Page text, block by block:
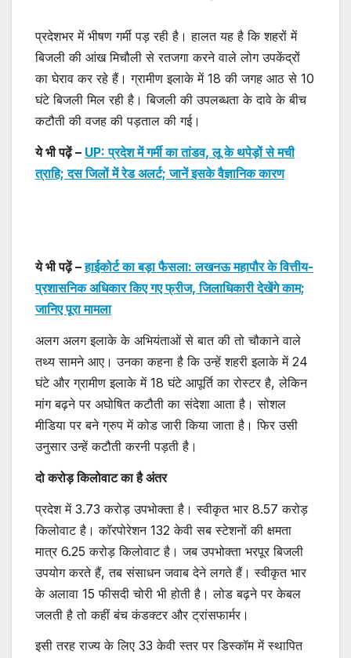
प्रदेशभर में भीषण गर्मी पड़ रही है। हालत यह है कि शहरों में
बिजली की आंख मिचौली से रतजगा करने वाले लोग उपकेंद्रों
का घेराव कर रहे हैं। ग्रामीण इलाके में 18 की जगह आठ से 10
घंटे बिजली मिल रही है। बिजली की उपलब्धता के दावे के बीच
कटौती की वजह की पड़ताल की गई।
ये भी पढ़ें – UP: प्रदेश में गर्मी का तांडव, लू के थपेड़ों से मची
त्राहि; दस जिलों में रेड अलर्ट; जानें इसके वैज्ञानिक कारण
ये भी पढ़ें –हाईकोर्ट का बड़ा फैसला: लखनऊ महापौर के वित्तीय-
प्रशासनिक अधिकार किए गए फ्रीज, जिलाधिकारी देखेंगे काम;
जानिए पूरा मामला
अलग अलग इलाके के अभियंताओं से बात की तो चौकाने वाले
तथ्य सामने आए। उनका कहना है कि उन्हें शहरी इलाके में 24
घंटे और ग्रामीण इलाके में 18 घंटे आपूर्ति का रोस्टर है, लेकिन
मांग बढ़ने पर अघोषित कटौती का संदेशा आता है। सोशल
मीडिया पर बने ग्रुप में कोड जारी किया जाता है। फिर उसी
उनुसार उन्हें कटौती करनी पड़ती है।
दो करोड़ किलोवाट का है अंतर
प्रदेश में 3.73 करोड़ उपभोक्ता है। स्वीकृत भार 8.57 करोड़
किलोवाट है। कॉरपोरेशन 132 केवी सब स्टेशनों की क्षमता
मात्र 6.25 करोड़ किलोवाट है। जब उपभोक्ता भरपूर बिजली
उपयोग करते हैं, तब संसाधन जवाब देने लगते हैं। स्वीकृत भार
के अलावा 15 फीसदी चोरी भी होती है। लोड बढ़ने पर केबल
जलती है तो कहीं बंच कंडक्टर और ट्रांसफार्मर।
इसी तरह राज्य के लिए 33 केवी स्तर पर डिस्कॉम में स्थापित